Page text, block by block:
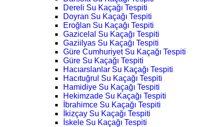
Dereli Su Kaçağı Tespiti
Doyran Su Kaçağı Tespiti
Eroğlan Su Kaçağı Tespiti
Gazicelal Su Kaçağı Tespiti
Gaziilyas Su Kaçağı Tespiti
Güre Cumhuriyet Su Kaçağı Tespiti
Güre Su Kaçağı Tespiti
Hacıarslanlar Su Kaçağı Tespiti
Hacıtuğrul Su Kaçağı Tespiti
Hamidiye Su Kaçağı Tespiti
Hekimzade Su Kaçağı Tespiti
İbrahimce Su Kaçağı Tespiti
İkizçay Su Kaçağı Tespiti
İskele Su Kaçağı Tespiti